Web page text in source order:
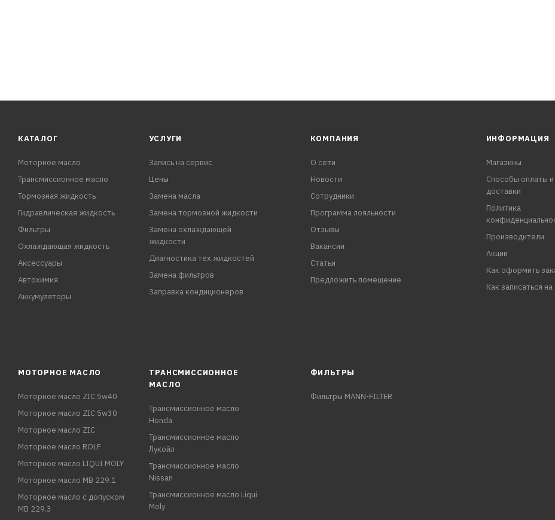
КАТАЛОГ
Моторное масло
Трансмиссионное масло
Тормозная жидкость
Гидравлическая жидкость
Фильтры
Охлаждающая жидкость
Аксессуары
Автохимия
Аккумуляторы
УСЛУГИ
Запись на сервис
Цены
Замена масла
Замена тормозной жидкости
Замена охлаждающей
жидкости
Диагностика тех.жидкостей
Замена фильтров
Заправка кондиционеров
КОМПАНИЯ
О сети
Новости
Сотрудники
Программа лояльности
Отзывы
Вакансии
Статьи
Предложить помещение
ИНФОРМАЦИЯ
Магазины
Способы оплаты и
доставки
Политика
Производители
Акции
Как оформить
Как записаться
МОТОРНОЕ МАСЛО
Моторное масло ZIC 5w40
Моторное масло ZIC 5w30
Моторное масло ZIC
Моторное масло ROLF
Моторное масло LIQUI MOLY
Моторное масло MB 229.1
Моторное масло с допуском
MB 229.3
ТРАНСМИССИОННОЕ
МАСЛО
Трансмиссионное масло
Honda
Трансмиссионное масло
Лукойл
Трансмиссионное масло
Nissan
Трансмиссионное масло Liqui
Moly
ФИЛЬТРЫ
Фильтры MANN-FILTER